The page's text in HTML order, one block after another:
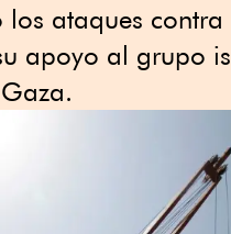
los ataques
apoyo al grupo